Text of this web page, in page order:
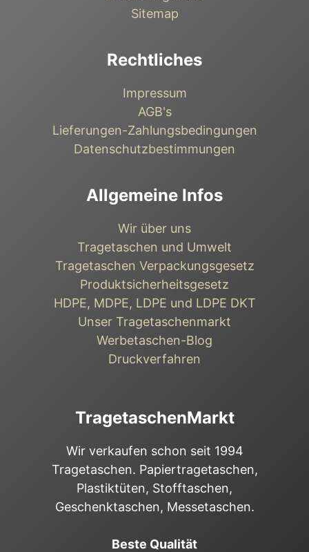
TragetaschenMarkt
Wir verkaufen schon seit 1994
Tragetaschen. Papiertragetaschen,
Plastiktüten, Stofftaschen,
Geschenktaschen, Messetaschen.
Beste Qualität
Sitemap
Rechtliches
Impressum
AGB's
Lieferungen-Zahlungsbedingungen
Datenschutzbestimmungen
Allgemeine Infos
Wir über uns
Tragetaschen und Umwelt
Tragetaschen Verpackungsgesetz
Produktsicherheitsgesetz
HDPE, MDPE, LDPE und LDPE DKT
Unser Tragetaschenmarkt
Werbetaschen-Blog
Druckverfahren